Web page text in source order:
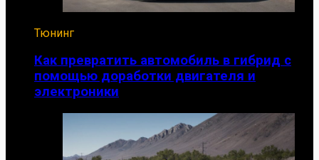
Тюнинг
Как превратить автомобиль в гибрид с
помощью доработки двигателя и
электроники